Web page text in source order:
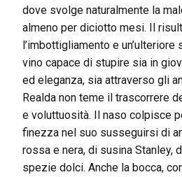
dove svolge naturalmente la
almeno per diciotto mesi. Il
l’imbottigliamento e un’ulteriore
vino capace di stupire sia in
ed eleganza, sia attraverso gli
Realda non teme il trascorrere
e voluttuosità. Il naso colpisce
finezza nel suo susseguirsi di
rossa e nera, di susina Stanley,
spezie dolci. Anche la bocca,